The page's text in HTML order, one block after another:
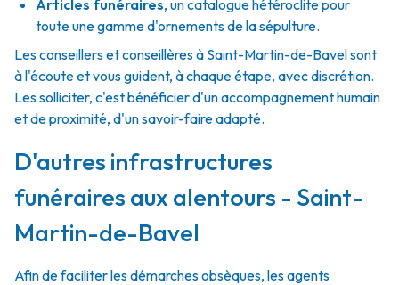
Articles funéraires, un catalogue hétéroclite pour
toute une gamme d'ornements de la sépulture.
Les conseillers et conseillères à Saint-Martin-de-Bavel sont
à l'écoute et vous guident, à chaque étape, avec discrétion.
Les solliciter, c'est bénéficier d'un accompagnement humain
et de proximité, d'un savoir-faire adapté.
D'autres infrastructures
funéraires aux alentours - Saint-
Martin-de-Bavel
Afin de faciliter les démarches obsèques, les agents